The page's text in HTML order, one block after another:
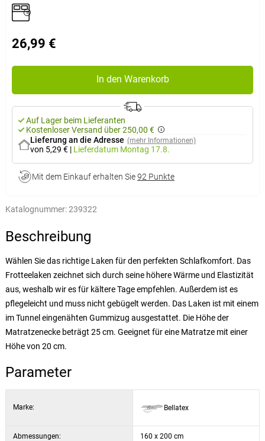
26,99 €
In den Warenkorb
Auf Lager beim Lieferanten
Kostenloser Versand über 250,00 €
Lieferung an die Adresse (mehr Informationen)
von 5,29 € | Lieferdatum Montag 17.8.
Mit dem Einkauf erhalten Sie92 Punkte
Katalognummer:239322
Beschreibung
Wählen Sie das richtige Laken für den perfekten Schlafkomfort. Das
Frotteelaken zeichnet sich durch seine höhere Wärme und Elastizität
aus, weshalb wir es für kältere Tage empfehlen. Außerdem ist es
pflegeleicht und muss nicht gebügelt werden. Das Laken ist mit einem
im Tunnel eingenähten Gummizug ausgestattet. Die Höhe der
Matratzenecke beträgt 25 cm. Geeignet für eine Matratze mit einer
Höhe von 20 cm.
Parameter
Marke: Bellatex
Abmessungen: 160 x 200 cm